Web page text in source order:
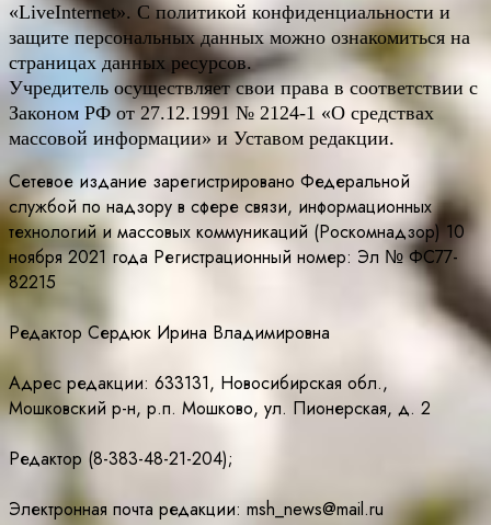
«LiveInternet». С политикой конфиденциальности и
защите персональных данных можно ознакомиться на
страницах данных ресурсов.
Учредитель осуществляет свои права в соответствии с
Законом РФ от 27.12.1991 № 2124-1 «О средствах
массовой информации» и Уставом редакции.
Сетевое издание зарегистрировано Федеральной
службой по надзору в сфере связи, информационных
технологий и массовых коммуникаций (Роскомнадзор) 10
ноября 2021 года Регистрационный номер: Эл № ФС77-
82215
Редактор Сердюк Ирина Владимировна
Адрес редакции: 633131, Новосибирская обл.,
Мошковский р-н, р.п. Мошково, ул. Пионерская, д. 2
Редактор (8-383-48-21-204);
Электронная почта редакции: msh_news@mail.ru